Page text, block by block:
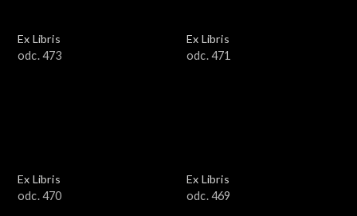
Ex Libris
odc. 473
Ex Libris
odc. 471
Ex Libris
odc. 470
Ex Libris
odc. 469